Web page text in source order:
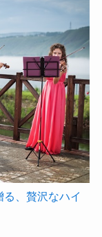
、贅沢なハイ